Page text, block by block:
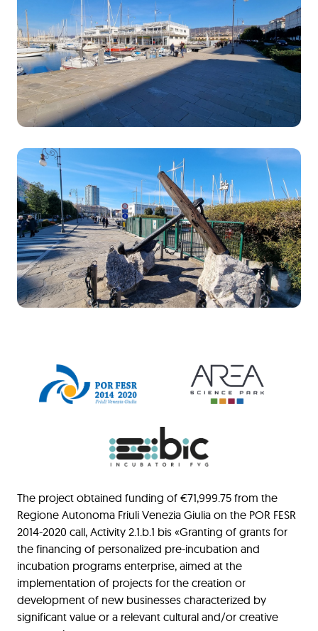
The project obtained funding of €71,999.75 from the
Regione Autonoma Friuli Venezia Giulia on the POR FESR
2014-2020 call, Activity 2.1.b.1 bis «Granting of grants for
the financing of personalized pre-incubation and
incubation programs enterprise, aimed at the
implementation of projects for the creation or
development of new businesses characterized by
significant value or a relevant cultural and/or creative